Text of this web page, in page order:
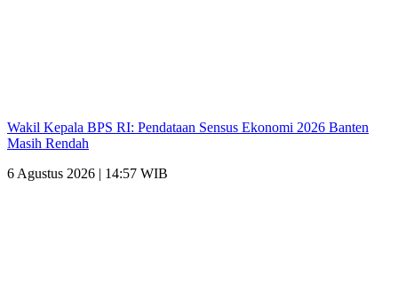
Wakil Kepala BPS RI: Pendataan Sensus Ekonomi 2026 Banten
Masih Rendah
6 Agustus 2026 | 14:57 WIB